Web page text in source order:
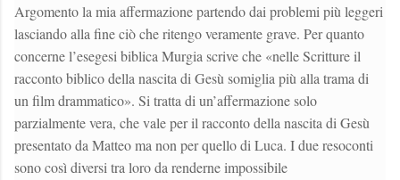
Argomento la mia affermazione partendo dai problemi più leggeri
lasciando alla fine ciò che ritengo veramente grave. Per quanto
concerne l’esegesi biblica Murgia scrive che «nelle Scritture il
racconto biblico della nascita di Gesù somiglia più alla trama di
un film drammatico». Si tratta di un’affermazione solo
parzialmente vera, che vale per il racconto della nascita di Gesù
presentato da Matteo ma non per quello di Luca. I due resoconti
sono così diversi tra loro da renderne impossibile